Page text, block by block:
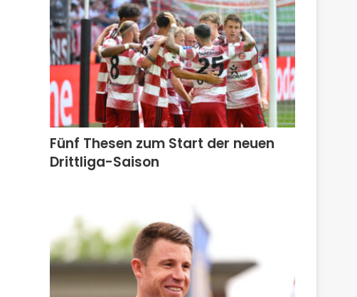
Fünf Thesen zum Start der neuen
Drittliga-Saison